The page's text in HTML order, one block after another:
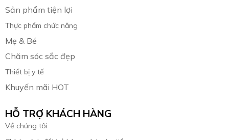
Sản phẩm tiện lợi
Thực phẩm chức năng
Mẹ & Bé
Chăm sóc sắc đẹp
Thiết bị y tế
Khuyến mãi HOT
HỖ TRỢ KHÁCH HÀNG
Về chúng tôi